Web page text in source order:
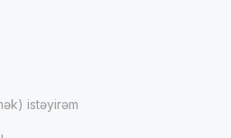
istəyirəm